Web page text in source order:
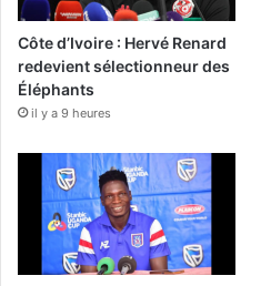
Côte d’Ivoire : Hervé Renard
redevient sélectionneur des
Éléphants
il y a 9 heures